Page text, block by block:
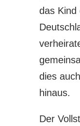
das Kind
dies
hinaus.
Der